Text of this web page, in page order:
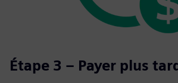
Étape 3 – Payer plus